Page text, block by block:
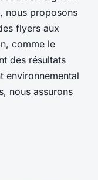
nous proposons
flyers aux
comme le
des résultats
environnemental
nous assurons